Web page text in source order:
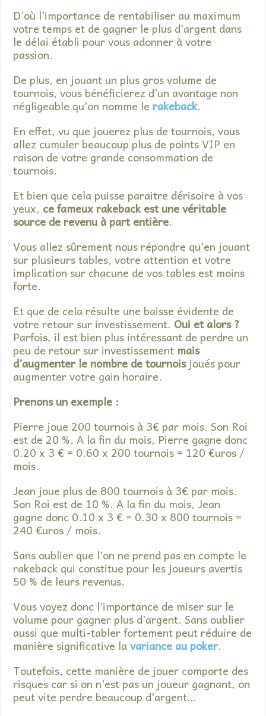
D’où l’importance de rentabiliser au maximum
votre temps et de gagner le plus d’argent dans
le délai établi pour vous adonner à votre
passion.
De plus, en jouant un plus gros volume de
tournois, vous bénéficierez d’un avantage non
négligeable qu’on nomme lerakeback.
En effet, vu que jouerez plus de tournois, vous
allez cumuler beaucoup plus de points VIP en
raison de votre grande consommation de
tournois.
Et bien que cela puisse paraitre dérisoire à vos
yeux, ce fameux rakeback est une véritable
source de revenu à part entière.
Vous allez sûrement nous répondre qu’en jouant
sur plusieurs tables, votre attention et votre
implication sur chacune de vos tables est moins
forte.
Et que de cela résulte une baisse évidente de
votre retour sur investissement. Oui et alors ?
Parfois, il est bien plus intéressant de perdre un
peu de retour sur investissement mais
d’augmenter le nombre de tournoisjoués pour
augmenter votre gain horaire.
Prenons un exemple :
Pierre joue 200 tournois à 3€ par mois. Son Roi
est de 20 %. A la fin du mois, Pierre gagne donc
0.20 x 3 € = 0.60 x 200 tournois = 120 €uros /
mois.
Jean joue plus de 800 tournois à 3€ par mois.
Son Roi est de 10 %. A la fin du mois, Jean
gagne donc 0.10 x 3 € = 0.30 x 800 tournois =
240 €uros / mois.
Sans oublier que l’on ne prend pas en compte le
rakeback qui constitue pour les joueurs avertis
50 % de leurs revenus.
Vous voyez donc l’importance de miser sur le
volume pour gagner plus d’argent. Sans oublier
aussi que multi-tabler fortement peut réduire de
manière significative lavariance au poker.
Toutefois, cette manière de jouer comporte des
risques car si on n’est pas un joueur gagnant, on
peut vite perdre beaucoup d’argent…